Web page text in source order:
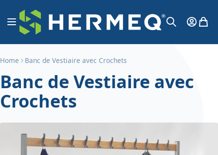
Aller au contenu
Affichage navigation
MonMon
Home Banc de Vestiaire avec Crochets
Banc de Vestiaire avec
Crochets